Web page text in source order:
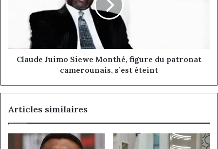
patronat
camerounais,
s’est
éteint
Claude Juimo Siewe Monthé, figure du patronat
camerounais, s’est éteint
Articles similaires